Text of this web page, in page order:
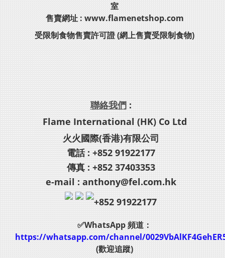
室
售賣網址 : www.flamenetshop.com
受限制食物售賣許可證 (網上售賣受限制食物)
聯絡我們:
Flame International (HK) Co Ltd
火火國際(香港)有限公司
電話 : +852 91922177
傳真 : +852 37403353
e-mail : anthony@fel.com.hk
+852 91922177
✅WhatsApp 頻道：
https://whatsapp.com/channel/
(歡迎追蹤)